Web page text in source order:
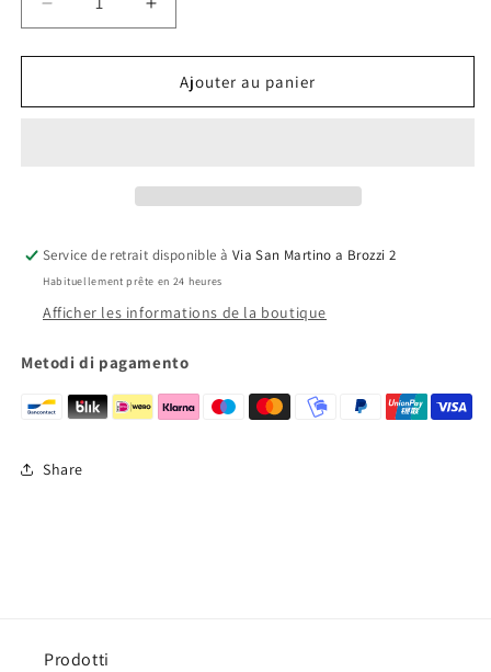
Réduire
la
quantité
LPD17
Augmenter
la
quantité
LPD17
Ajouter au panier
Service de retrait disponible à Via San Martino a Brozzi 2
Habituellement prête en 24 heures
Afficher les informations de la boutique
Metodi di pagamento
Share
Prodotti